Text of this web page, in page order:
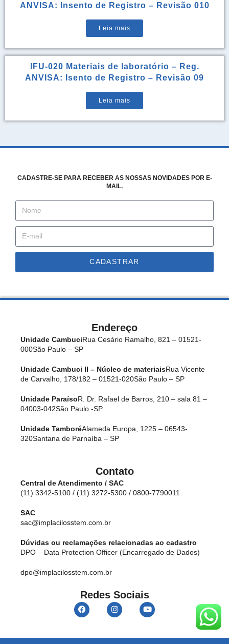
ANVISA: Insento de Registro – Revisão 010
Leia mais
IFU-020 Materiais de laboratório – Reg.
ANVISA: Isento de Registro – Revisão 09
Leia mais
CADASTRE-SE PARA RECEBER AS NOSSAS NOVIDADES POR E-
MAIL.
CADASTRAR
Endereço
Unidade CambuciRua Cesário Ramalho, 821 – 01521-
000São Paulo – SP
Unidade Cambuci II – Núcleo de materiaisRua Vicente
de Carvalho, 178/182 – 01521-020São Paulo – SP
Unidade ParaísoR. Dr. Rafael de Barros, 210 – sala 81 –
04003-042São Paulo -SP
Unidade TamboréAlameda Europa, 1225 – 06543-
320Santana de Parnaíba – SP
Contato
Central de Atendimento / SAC
(11) 3342-5100 / (11) 3272-5300 / 0800-7790011
SAC
sac@implacilosstem.com.br
Dúvidas ou reclamações relacionadas ao cadastro
DPO – Data Protection Officer (Encarregado de Dados)
dpo@implacilosstem.com.br
Redes Sociais